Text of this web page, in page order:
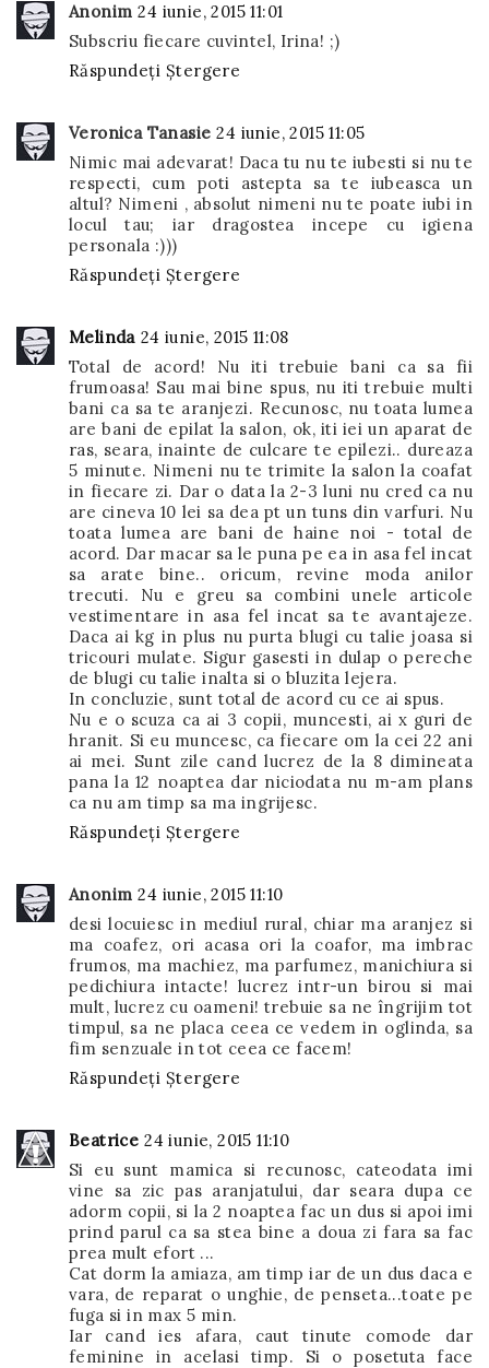
Anonim 24 iunie, 2015 11:01
Subscriu fiecare cuvintel, Irina! ;)
Răspundeți Ștergere
Veronica Tanasie 24 iunie, 2015 11:05
Nimic mai adevarat! Daca tu nu te iubesti si nu te
respecti, cum poti astepta sa te iubeasca un
altul? Nimeni , absolut nimeni nu te poate iubi in
locul tau; iar dragostea incepe cu igiena
personala :)))
Răspundeți Ștergere
Melinda 24 iunie, 2015 11:08
Total de acord! Nu iti trebuie bani ca sa fii
frumoasa! Sau mai bine spus, nu iti trebuie multi
bani ca sa te aranjezi. Recunosc, nu toata lumea
are bani de epilat la salon, ok, iti iei un aparat de
ras, seara, inainte de culcare te epilezi.. dureaza
5 minute. Nimeni nu te trimite la salon la coafat
in fiecare zi. Dar o data la 2-3 luni nu cred ca nu
are cineva 10 lei sa dea pt un tuns din varfuri. Nu
toata lumea are bani de haine noi - total de
acord. Dar macar sa le puna pe ea in asa fel incat
sa arate bine.. oricum, revine moda anilor
trecuti. Nu e greu sa combini unele articole
vestimentare in asa fel incat sa te avantajeze.
Daca ai kg in plus nu purta blugi cu talie joasa si
tricouri mulate. Sigur gasesti in dulap o pereche
de blugi cu talie inalta si o bluzita lejera.
In concluzie, sunt total de acord cu ce ai spus.
Nu e o scuza ca ai 3 copii, muncesti, ai x guri de
hranit. Si eu muncesc, ca fiecare om la cei 22 ani
ai mei. Sunt zile cand lucrez de la 8 dimineata
pana la 12 noaptea dar niciodata nu m-am plans
ca nu am timp sa ma ingrijesc.
Răspundeți Ștergere
Anonim 24 iunie, 2015 11:10
desi locuiesc in mediul rural, chiar ma aranjez si
ma coafez, ori acasa ori la coafor, ma imbrac
frumos, ma machiez, ma parfumez, manichiura si
pedichiura intacte! lucrez intr-un birou si mai
mult, lucrez cu oameni! trebuie sa ne îngrijim tot
timpul, sa ne placa ceea ce vedem in oglinda, sa
fim senzuale in tot ceea ce facem!
Răspundeți Ștergere
Beatrice 24 iunie, 2015 11:10
Si eu sunt mamica si recunosc, cateodata imi
vine sa zic pas aranjatului, dar seara dupa ce
adorm copii, si la 2 noaptea fac un dus si apoi imi
prind parul ca sa stea bine a doua zi fara sa fac
prea mult efort ...
Cat dorm la amiaza, am timp iar de un dus daca e
vara, de reparat o unghie, de penseta...toate pe
fuga si in max 5 min.
Iar cand ies afara, caut tinute comode dar
feminine in acelasi timp. Si o posetuta face